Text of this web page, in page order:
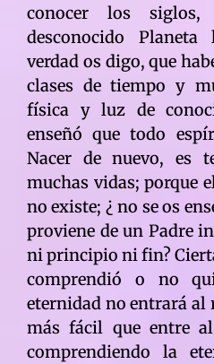
conocer los
desconocido
verdad os digo, que
clases de tiempo y
física y luz de
enseñó que todo
Nacer de nuevo, es
muchas vidas; porque
no existe; ¿ no se os
proviene de un Padre
ni principio ni fin?
comprendió o no
eternidad no entrará al
más fácil que entre
comprendiendo la